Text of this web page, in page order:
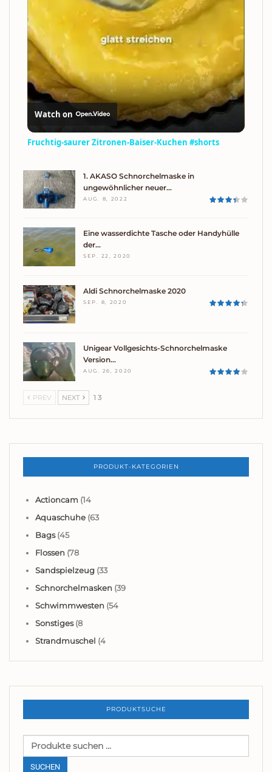
Watch on
Fruchtig-saurer Zitronen-Baiser-Kuchen #shorts
1. AKASO Schnorchelmaske in
ungewöhnlicher neuer…
AUG. 8, 2022
Eine wasserdichte Tasche oder Handyhülle
der…
SEP. 22, 2020
Aldi Schnorchelmaske 2020
SEP. 8, 2020
Unigear Vollgesichts-Schnorchelmaske
Version…
AUG. 26, 2020
PREV NEXT 1 3
PRODUKT-KATEGORIEN
Actioncam (14
Aquaschuhe (63
Bags (45
Flossen (78
Sandspielzeug (33
Schnorchelmasken (39
Schwimmwesten (54
Sonstiges (8
Strandmuschel (4
PRODUKTSUCHE
Suchen
nach:
SUCHEN